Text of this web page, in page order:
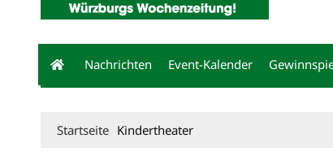
Nachrichten Event-Kalender
Startseite Kindertheater